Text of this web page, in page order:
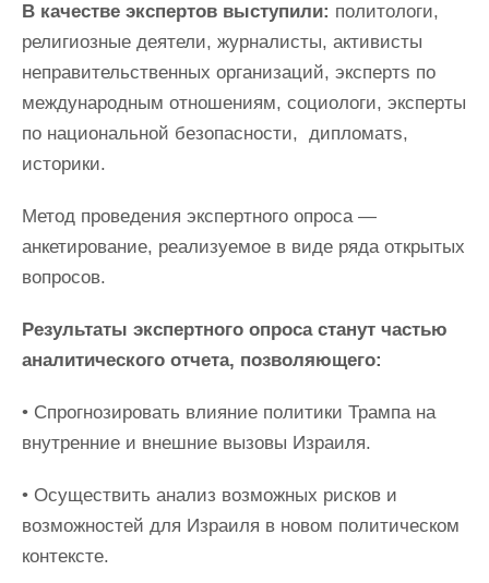
В качестве экспертов выступили: политологи,
религиозные деятели, журналисты, активисты
неправительственных организаций, экспертs по
международным отношениям, социологи, эксперты
по национальной безопасности, дипломатs,
историки.
Метод проведения экспертного опроса —
анкетирование, реализуемое в виде ряда открытых
вопросов.
Результаты экспертного опроса станут частью
аналитического отчета, позволяющего:
• Спрогнозировать влияние политики Трампа на
внутренние и внешние вызовы Израиля.
• Осуществить анализ возможных рисков и
возможностей для Израиля в новом политическом
контексте.